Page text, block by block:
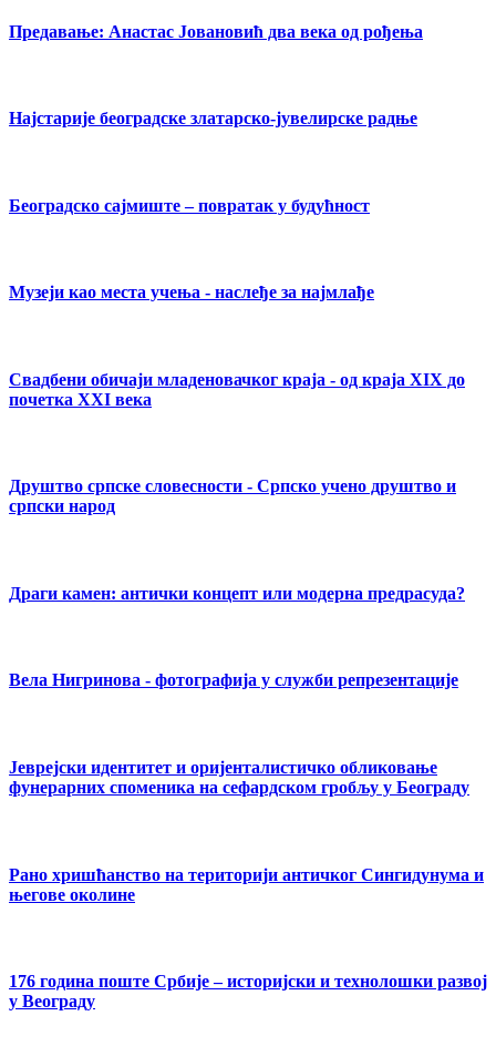
Предавање: Анастас Јовановић два века од рођења
Најстарије београдске златарско-јувелирске радње
Београдско сајмиште – повратак у будућност
Музеји као места учења - наслеђе за најмлађе
Свадбени обичаји младеновачког краја - од краја XIX до
почетка XXI века
Друштво српске словесности - Српско учено друштво и
српски народ
Драги камен: антички концепт или модерна предрасуда?
Вела Нигринова - фотографија у служби репрезентације
Јеврејски идентитет и оријенталистичко обликовање
фунерарних споменика на сефардском гробљу у Београду
Рано хришћанство на територији античког Сингидунума и
његове околине
176 година поште Србије – историјски и технолошки развој
у Bеограду